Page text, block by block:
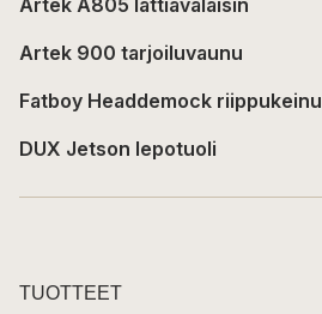
Artek A805 lattiavalaisin
Artek 900 tarjoiluvaunu
Fatboy Headdemock riippukeinu
DUX Jetson lepotuoli
TUOTTEET